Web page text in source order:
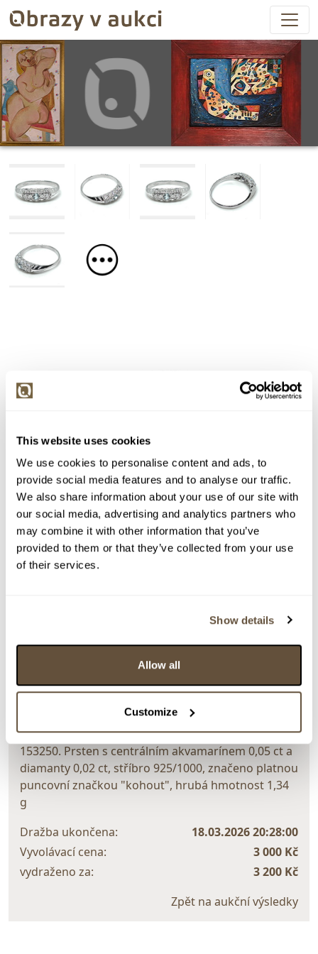
This website uses cookies
We use cookies to personalise content and ads, to
provide social media features and to analyse our traffic.
We also share information about your use of our site with
our social media, advertising and analytics partners who
may combine it with other information that you’ve
provided to them or that they’ve collected from your use
of their services.
Show details
Allow all
Customize
> Zobrazit detail položky a informace o autorovi
> zpět na aukční výsledky
..
153250. Prsten s centrálním akvamarínem 0,05 ct a
diamanty 0,02 ct, stříbro 925/1000, značeno platnou
puncovní značkou "kohout", hrubá hmotnost 1,34
g
Dražba ukončena:
18.03.2026 20:28:00
Vyvolávací cena:
3 000 Kč
vydraženo za:
3 200 Kč
Zpět na aukční výsledky